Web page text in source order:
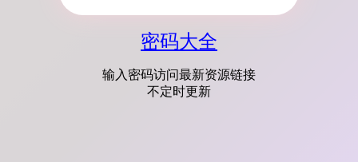
密码大全
输入密码访问最新资源链接
不定时更新